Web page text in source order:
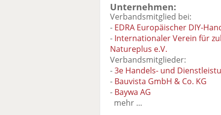
Unternehmen:
Verbandsmitglied bei:
- EDRA Europäischer DIY-
- Internationaler Verein für
Natureplus e.V.
Verbandsmitglieder:
-3e Handels- und
- Bauvista GmbH & Co. KG
- Baywa AG
mehr ...